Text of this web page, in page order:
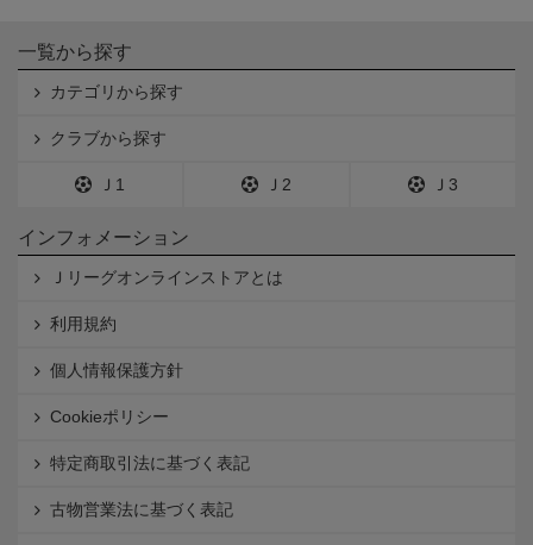
一覧から探す
カテゴリから探す
クラブから探す
Ｊ1 Ｊ2 Ｊ3
インフォメーション
Ｊリーグオンラインストアとは
利用規約
個人情報保護方針
Cookieポリシー
特定商取引法に基づく表記
古物営業法に基づく表記